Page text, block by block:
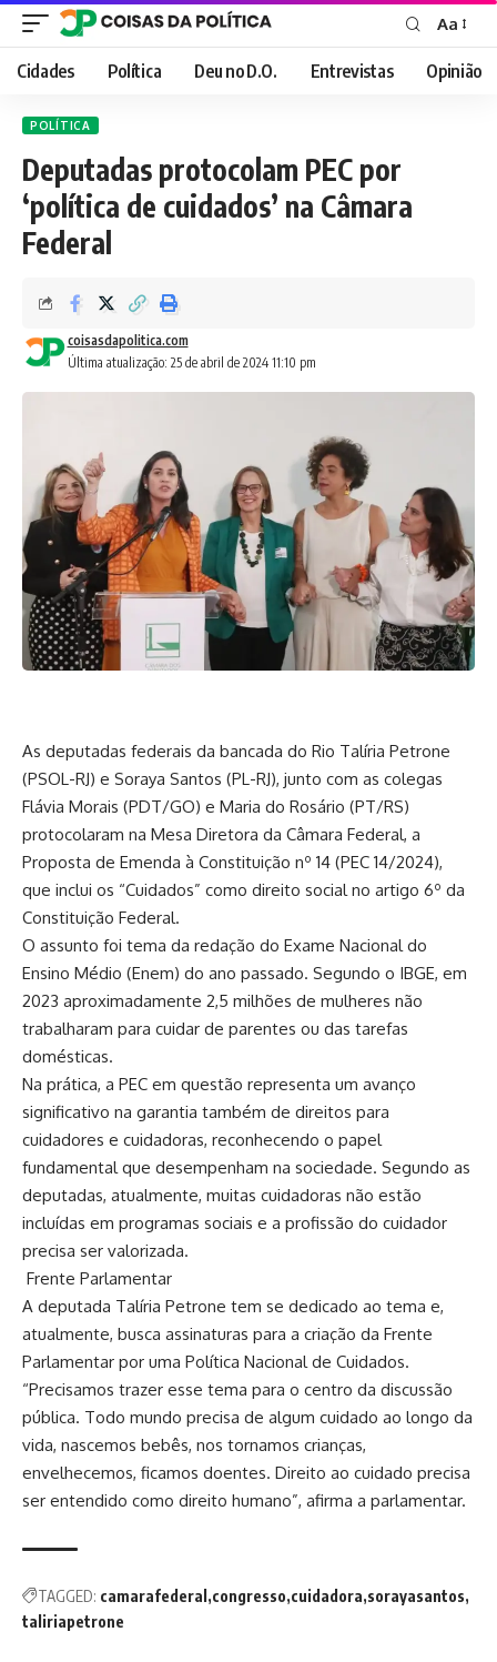
Font
Resizer
Aa
Cidades Política Deu no D.O. Entrevistas Opinião
POLÍTICA
Deputadas protocolam PEC por
‘política de cuidados’ na Câmara
Federal
Última atualização: 25 de abril de 2024 11:10 pm
coisasdapolitica.com
As deputadas federais da bancada do Rio Talíria Petrone
(PSOL-RJ) e Soraya Santos (PL-RJ), junto com as colegas
Flávia Morais (PDT/GO) e Maria do Rosário (PT/RS)
protocolaram na Mesa Diretora da Câmara Federal, a
Proposta de Emenda à Constituição nº 14 (PEC 14/2024),
que inclui os “Cuidados” como direito social no artigo 6º da
Constituição Federal.
O assunto foi tema da redação do Exame Nacional do
Ensino Médio (Enem) do ano passado. Segundo o IBGE, em
2023 aproximadamente 2,5 milhões de mulheres não
trabalharam para cuidar de parentes ou das tarefas
domésticas.
Na prática, a PEC em questão representa um avanço
significativo na garantia também de direitos para
cuidadores e cuidadoras, reconhecendo o papel
fundamental que desempenham na sociedade. Segundo as
deputadas, atualmente, muitas cuidadoras não estão
incluídas em programas sociais e a profissão do cuidador
precisa ser valorizada.
Frente Parlamentar
A deputada Talíria Petrone tem se dedicado ao tema e,
atualmente, busca assinaturas para a criação da Frente
Parlamentar por uma Política Nacional de Cuidados.
“Precisamos trazer esse tema para o centro da discussão
pública. Todo mundo precisa de algum cuidado ao longo da
vida, nascemos bebês, nos tornamos crianças,
envelhecemos, ficamos doentes. Direito ao cuidado precisa
ser entendido como direito humano”, afirma a parlamentar.
TAGGED: camarafederal congresso cuidadora sorayasantos
taliriapetrone